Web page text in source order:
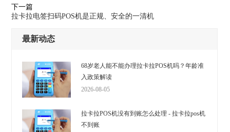
下一篇
拉卡拉电签扫码POS机是正规、安全的一清机
最新动态
68岁老人能不能办理拉卡拉POS机吗？年龄准
入政策解读
2026-08-05
拉卡拉POS机没有到账怎么处理 - 拉卡拉pos机
不到账